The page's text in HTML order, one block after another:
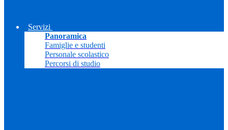
Servizi
Panoramica
Famiglie e studenti
Personale scolastico
Percorsi di studio